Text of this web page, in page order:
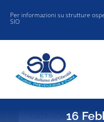
contenuto
Per informazioni su strutture
SIO
16